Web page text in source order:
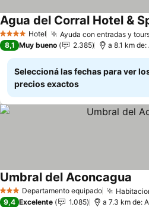
4 EstrellasHotel Ayuda con entradas y
Agua del Corral Hotel &
8,1 Muy bueno 2.385 a 8.1 km
Seleccioná las fechas para ver
precios exactos
3 EstrellasDepartamento equipado
Umbral del Aconcagua
9,4 Excelente 1.085 a 7.3 km de: